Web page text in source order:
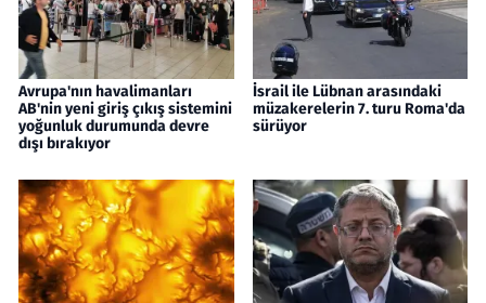
Avrupa'nın havalimanları
AB'nin yeni giriş çıkış sistemini
yoğunluk durumunda devre
dışı bırakıyor
İsrail ile Lübnan arasındaki
müzakerelerin 7. turu Roma'da
sürüyor